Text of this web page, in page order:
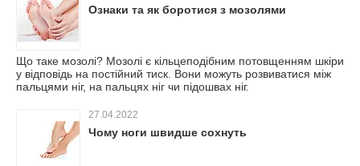
Ознаки та як боротися з мозолями
Що таке мозолі? Мозолі є кільцеподібним потовщенням шкіри
у відповідь на постійний тиск. Вони можуть розвиватися між
пальцями ніг, на пальцях ніг чи підошвах ніг.
27.04.2022
Чому ноги швидше сохнуть